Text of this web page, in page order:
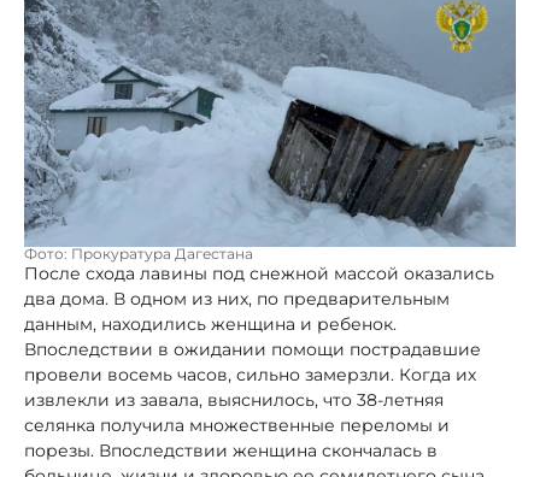
Фото: Прокуратура Дагестана
После схода лавины под снежной массой оказались
два дома. В одном из них, по предварительным
данным, находились женщина и ребенок.
Впоследствии в ожидании помощи пострадавшие
провели восемь часов, сильно замерзли. Когда их
извлекли из завала, выяснилось, что 38-летняя
селянка получила множественные переломы и
порезы. Впоследствии женщина скончалась в